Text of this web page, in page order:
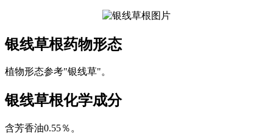
银线草根药物形态
植物形态参考"银线草"。
银线草根化学成分
含芳香油0.55％。